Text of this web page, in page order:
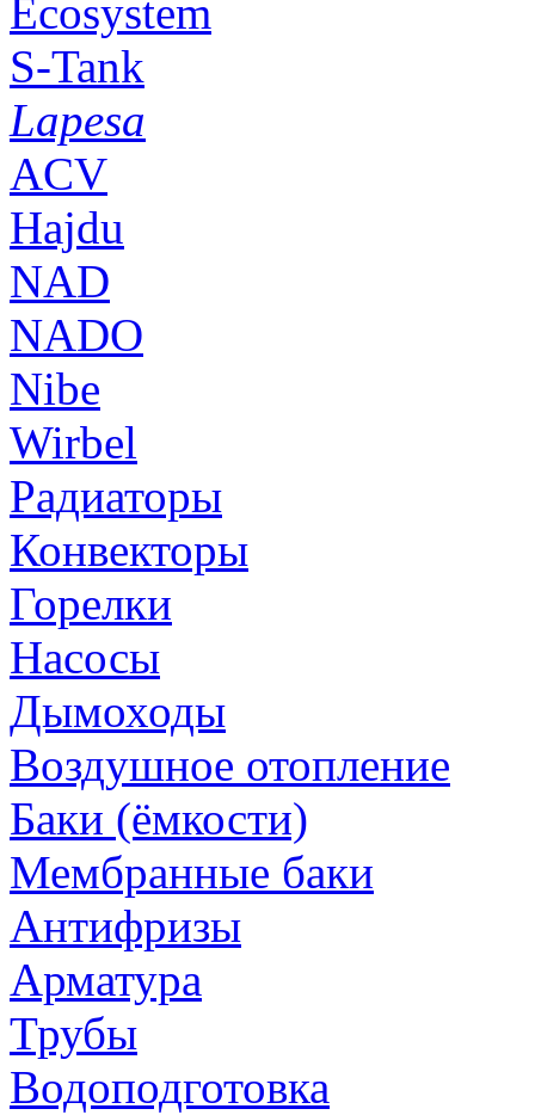
Ecosystem
S-Tank
Lapesa
ACV
Hajdu
NAD
NADO
Nibe
Wirbel
Радиаторы
Конвекторы
Горелки
Насосы
Дымоходы
Воздушное отопление
Баки (ёмкости)
Мембранные баки
Антифризы
Арматура
Трубы
Водоподготовка